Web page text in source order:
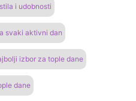
i udobnosti
svaki aktivni dan
izbor za tople dane
dane